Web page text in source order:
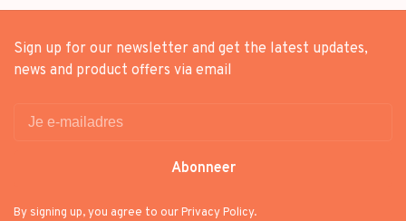
Sign up for our newsletter and get the latest updates,
news and product offers via email
Abonneer
By signing up, you agree to our Privacy Policy.